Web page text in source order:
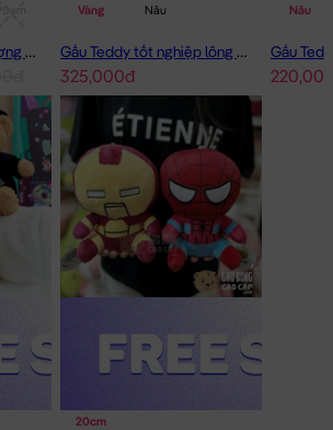
1m
Mèo Bông Hoàng Thượng Cosplay Panda
Vàng Nâu
Gấu Teddy tốt nghiệp lông xù 50cm
325,000đ
Nâu
20cm